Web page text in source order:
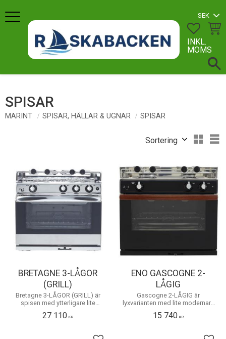
Meny
INKL.
MOMS
SPISAR
MARINT SPISAR, HÄLLAR & UGNAR SPISAR
BRETAGNE 3-LÅGOR
(GRILL)
Bretagne 3-LÅGOR (GRILL) är
spisen med ytterligare lite
27 110 KR
ENO GASCOGNE 2-
LÅGIG
Gascogne 2-LÅGIG är
lyxvarianten med lite modernare
15 740 KR